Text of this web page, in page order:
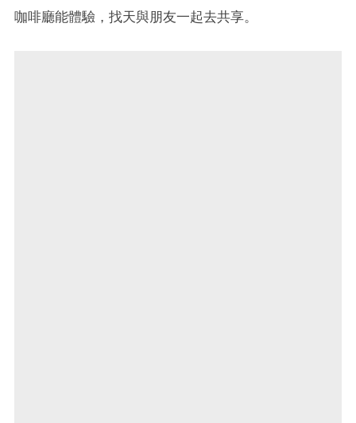
咖啡廳能體驗，找天與朋友一起去共享。